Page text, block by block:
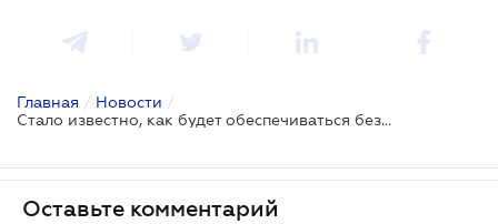
Главная / Новости /
Стало известно, как будет обеспечиваться безопасность на дорогах в ближайшие годы
Оставьте комментарий